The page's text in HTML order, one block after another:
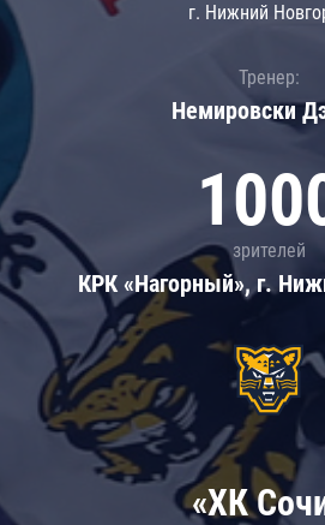
г. Нижний
Тренер:
Немировски
зрителей
КРК «Нагорный», г.
«ХК